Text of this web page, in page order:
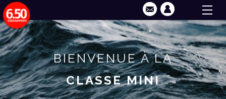
BIENVENUE À LA
CLASSE MINI